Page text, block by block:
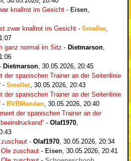
knallrot im Gesicht - Eisen
zwar knallrot im Gesicht - Smeller
ganz normal im Sitz - Dietmarson
Dietmarson 30.05.2026, 20:45
der spanischen Trainer an der Seitenlinie
- Smeller 30.05.2026, 20:43
der spanischen Trainer an der Seitenlinie
- BVBMenden 30.05.2026, 20:40
der spanischen Trainer an der
- Olaf1970
- Olaf1970 30.05.2026, 20:34
zuschaut - Eisen 30.05.2026, 20:41